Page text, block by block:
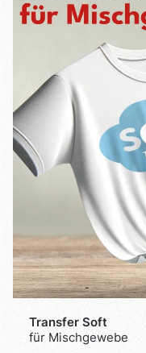
Transfer Soft
für Mischgewebe